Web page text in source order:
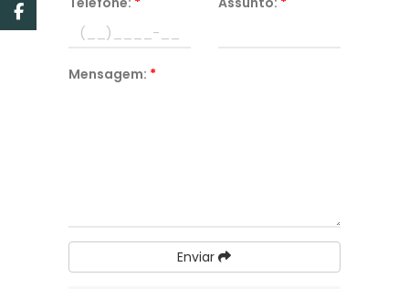
Mensagem: *
Enviar